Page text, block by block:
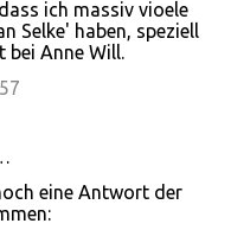
ich massiv vioele
Selke' haben, speziell
Anne Will.
eine Antwort der